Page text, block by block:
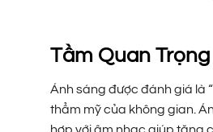
Tầm Quan
Ánh sáng được đánh giá là
thẩm mỹ của không gian.